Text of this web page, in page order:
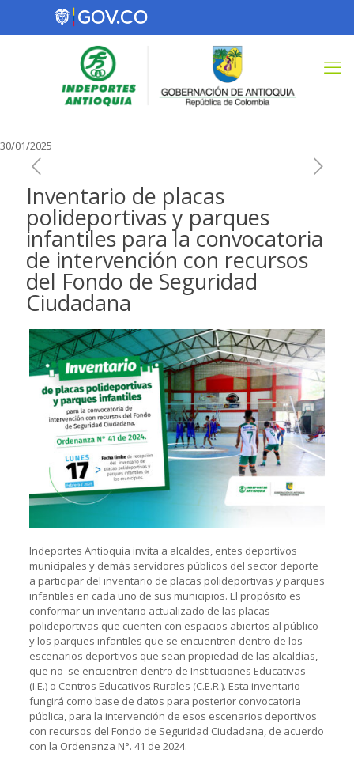
30/01/2025
Inventario de placas
polideportivas y parques
infantiles para la convocatoria
de intervención con recursos
del Fondo de Seguridad
Ciudadana
Indeportes Antioquia invita a alcaldes, entes deportivos
municipales y demás servidores públicos del sector deporte
a participar del inventario de placas polideportivas y parques
infantiles en cada uno de sus municipios. El propósito es
conformar un inventario actualizado de las placas
polideportivas que cuenten con espacios abiertos al público
y los parques infantiles que se encuentren dentro de los
escenarios deportivos que sean propiedad de las alcaldías,
que no se encuentren dentro de Instituciones Educativas
(I.E.) o Centros Educativos Rurales (C.E.R.). Esta inventario
fungirá como base de datos para posterior convocatoria
pública, para la intervención de esos escenarios deportivos
con recursos del Fondo de Seguridad Ciudadana, de acuerdo
con la Ordenanza N°. 41 de 2024.